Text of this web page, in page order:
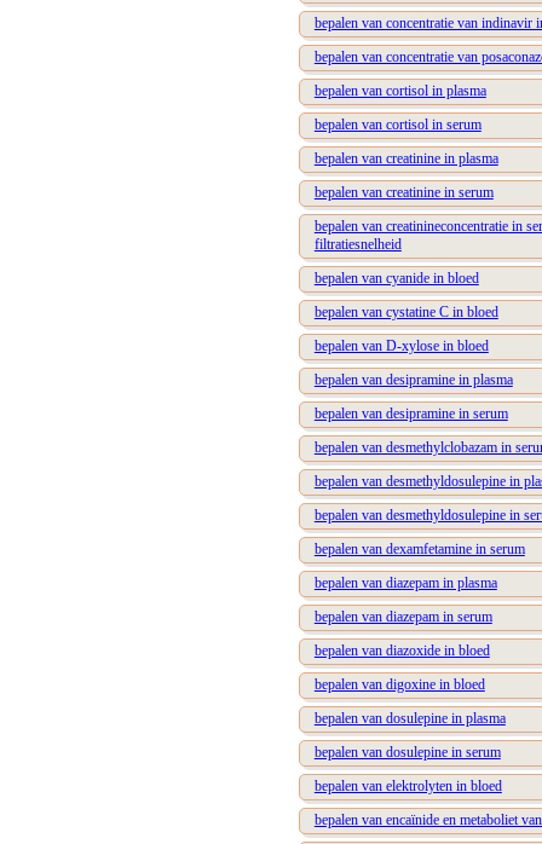
bepalen van concentratie van indinavir
bepalen van concentratie van
bepalen van cortisol in plasma
bepalen van cortisol in serum
bepalen van creatinine in plasma
bepalen van creatinine in serum
bepalen van creatinineconcentratie in
filtratiesnelheid
bepalen van cyanide in bloed
bepalen van cystatine C in bloed
bepalen van D-xylose in bloed
bepalen van desipramine in plasma
bepalen van desipramine in serum
bepalen van desmethylclobazam in
bepalen van desmethyldosulepine in
bepalen van desmethyldosulepine in
bepalen van dexamfetamine in serum
bepalen van diazepam in plasma
bepalen van diazepam in serum
bepalen van diazoxide in bloed
bepalen van digoxine in bloed
bepalen van dosulepine in plasma
bepalen van dosulepine in serum
bepalen van elektrolyten in bloed
bepalen van encaïnide en metaboliet